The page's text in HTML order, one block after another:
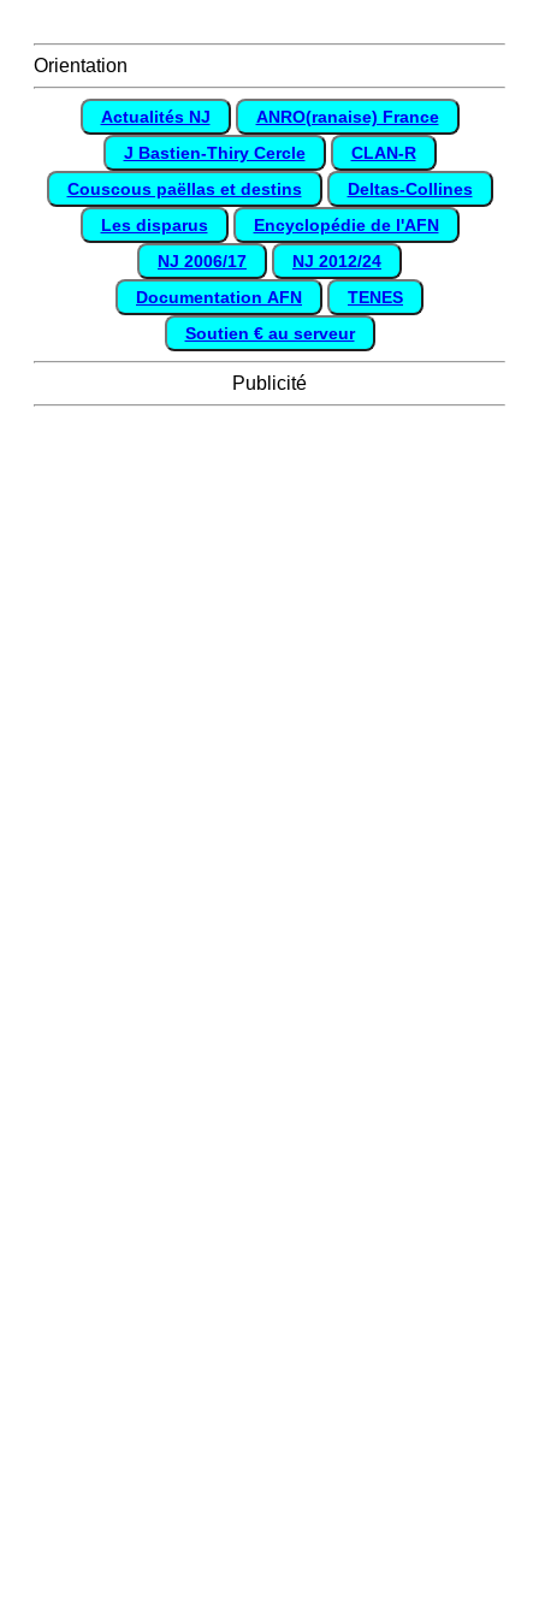
Orientation
Actualités NJ
ANRO(ranaise) France
J Bastien-Thiry Cercle
CLAN-R
Couscous paëllas et destins
Deltas-Collines
Les disparus
Encyclopédie de l'AFN
NJ 2006/17
NJ 2012/24
Documentation AFN
TENES
Soutien € au serveur
Publicité